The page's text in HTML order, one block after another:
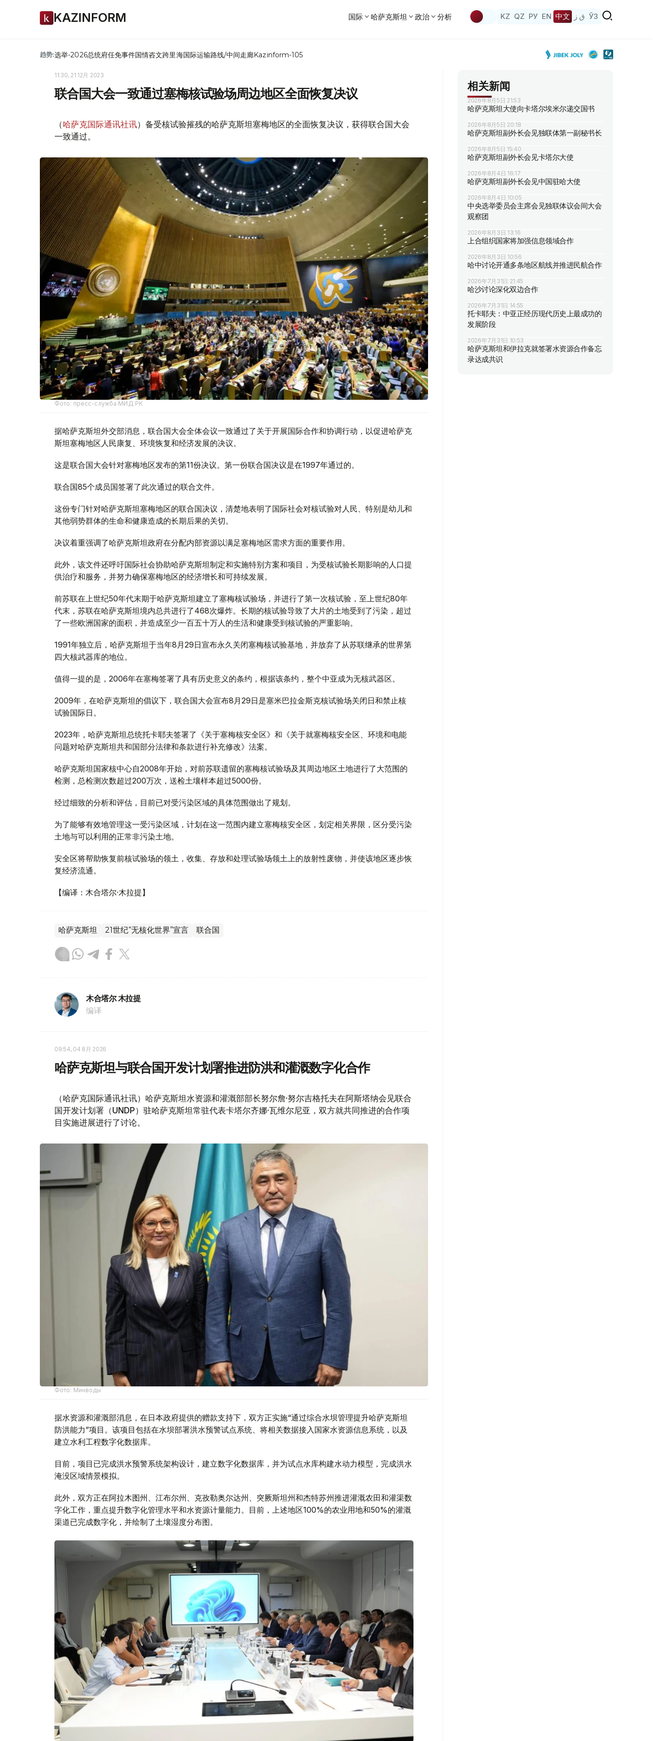
KAZINFORM 国际 哈萨克斯坦 政治 分析 KZ QZ РУ EN 中文 ق ز ЎЗ
趋势:选举-2026总统府任免事件国情咨文跨里海国际运输路线/中间走廊Kazinform-105
11:30, 21 12月 2023
联合国大会一致通过塞梅核试验场周边地区全面恢复决议
（哈萨克国际通讯社讯）备受核试验摧残的哈萨克斯坦塞梅地区的全面恢复决议，获得联合国大会
一致通过。
Фото: пресс-служба МИД РК
据哈萨克斯坦外交部消息，联合国大会全体会议一致通过了关于开展国际合作和协调行动，以促进哈萨克
斯坦塞梅地区人民康复、环境恢复和经济发展的决议。
这是联合国大会针对塞梅地区发布的第11份决议。第一份联合国决议是在1997年通过的。
联合国85个成员国签署了此次通过的联合文件。
这份专门针对哈萨克斯坦塞梅地区的联合国决议，清楚地表明了国际社会对核试验对人民、特别是幼儿和
其他弱势群体的生命和健康造成的长期后果的关切。
决议着重强调了哈萨克斯坦政府在分配内部资源以满足塞梅地区需求方面的重要作用。
此外，该文件还呼吁国际社会协助哈萨克斯坦制定和实施特别方案和项目，为受核试验长期影响的人口提
供治疗和服务，并努力确保塞梅地区的经济增长和可持续发展。
前苏联在上世纪50年代末期于哈萨克斯坦建立了塞梅核试验场，并进行了第一次核试验，至上世纪80年
代末，苏联在哈萨克斯坦境内总共进行了468次爆炸。长期的核试验导致了大片的土地受到了污染，超过
了一些欧洲国家的面积，并造成至少一百五十万人的生活和健康受到核试验的严重影响。
1991年独立后，哈萨克斯坦于当年8月29日宣布永久关闭塞梅核试验基地，并放弃了从苏联继承的世界第
四大核武器库的地位。
值得一提的是，2006年在塞梅签署了具有历史意义的条约，根据该条约，整个中亚成为无核武器区。
2009年，在哈萨克斯坦的倡议下，联合国大会宣布8月29日是塞米巴拉金斯克核试验场关闭日和禁止核
试验国际日。
2023年，哈萨克斯坦总统托卡耶夫签署了《关于塞梅核安全区》和《关于就塞梅核安全区、环境和电能
问题对哈萨克斯坦共和国部分法律和条款进行补充修改》法案。
哈萨克斯坦国家核中心自2008年开始，对前苏联遗留的塞梅核试验场及其周边地区土地进行了大范围的
检测，总检测次数超过200万次，送检土壤样本超过5000份。
经过细致的分析和评估，目前已对受污染区域的具体范围做出了规划。
为了能够有效地管理这一受污染区域，计划在这一范围内建立塞梅核安全区，划定相关界限，区分受污染
土地与可以利用的正常非污染土地。
安全区将帮助恢复前核试验场的领土，收集、存放和处理试验场领土上的放射性废物，并使该地区逐步恢
复经济流通。
【编译：木合塔尔·木拉提】
哈萨克斯坦 21世纪“无核化世界”宣言 联合国
木合塔尔 木拉提
编译
09:54, 04 8月 2026
哈萨克斯坦与联合国开发计划署推进防洪和灌溉数字化合作
（哈萨克国际通讯社讯）哈萨克斯坦水资源和灌溉部部长努尔詹·努尔吉格托夫在阿斯塔纳会见联合
国开发计划署（UNDP）驻哈萨克斯坦常驻代表卡塔尔齐娜·瓦维尔尼亚，双方就共同推进的合作项
目实施进展进行了讨论。
Фото: Минводы
据水资源和灌溉部消息，在日本政府提供的赠款支持下，双方正实施“通过综合水坝管理提升哈萨克斯坦
防洪能力”项目。该项目包括在水坝部署洪水预警试点系统、将相关数据接入国家水资源信息系统，以及
建立水利工程数字化数据库。
目前，项目已完成洪水预警系统架构设计，建立数字化数据库，并为试点水库构建水动力模型，完成洪水
淹没区域情景模拟。
此外，双方正在阿拉木图州、江布尔州、克孜勒奥尔达州、突厥斯坦州和杰特苏州推进灌溉农田和灌渠数
字化工作，重点提升数字化管理水平和水资源计量能力。目前，上述地区100%的农业用地和50%的灌溉
渠道已完成数字化，并绘制了土壤湿度分布图。
相关新闻
2026年8月5日 21:53
哈萨克斯坦大使向卡塔尔埃米尔递交国书
2026年8月5日 20:18
哈萨克斯坦副外长会见独联体第一副秘书长
2026年8月5日 15:40
哈萨克斯坦副外长会见卡塔尔大使
2026年8月4日 16:17
哈萨克斯坦副外长会见中国驻哈大使
2026年8月4日 10:05
中央选举委员会主席会见独联体议会间大会
观察团
2026年8月3日 13:16
上合组织国家将加强信息领域合作
2026年8月3日 10:56
哈中讨论开通多条地区航线并推进民航合作
2026年7月31日 21:45
哈沙讨论深化双边合作
2026年7月31日 14:55
托卡耶夫：中亚正经历现代历史上最成功的
发展阶段
2026年7月31日 10:53
哈萨克斯坦和伊拉克就签署水资源合作备忘
录达成共识